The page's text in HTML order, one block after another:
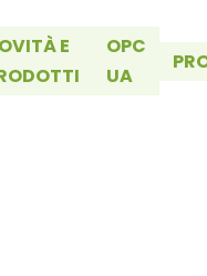
E
OPC
UA